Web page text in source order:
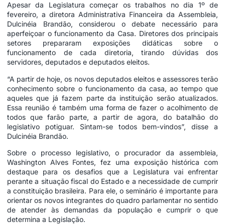
Apesar da Legislatura começar os trabalhos no dia 1º de
fevereiro, a diretora Administrativa Financeira da Assembleia,
Dulcinéia Brandão, considerou o debate necessário para
aperfeiçoar o funcionamento da Casa. Diretores dos principais
setores prepararam exposições didáticas sobre o
funcionamento de cada diretoria, tirando dúvidas dos
servidores, deputados e deputados eleitos.
“A partir de hoje, os novos deputados eleitos e assessores terão
conhecimento sobre o funcionamento da casa, ao tempo que
aqueles que já fazem parte da instituição serão atualizados.
Essa reunião é também uma forma de fazer o acolhimento de
todos que farão parte, a partir de agora, do batalhão do
legislativo potiguar. Sintam-se todos bem-vindos”, disse a
Dulcinéia Brandão.
Sobre o processo legislativo, o procurador da assembleia,
Washington Alves Fontes, fez uma exposição histórica com
destaque para os desafios que a Legislatura vai enfrentar
perante a situação fiscal do Estado e a necessidade de cumprir
a constituição brasileira. Para ele, o seminário é importante para
orientar os novos integrantes do quadro parlamentar no sentido
de atender às demandas da população e cumprir o que
determina a Legislação.